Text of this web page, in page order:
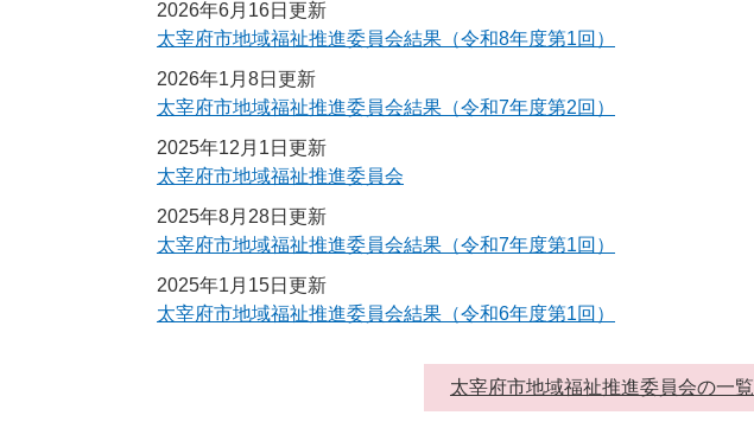
2026年6月16日更新
太宰府市地域福祉推進委員会結果（令和8年度第1回）
2026年1月8日更新
太宰府市地域福祉推進委員会結果（令和7年度第2回）
2025年12月1日更新
太宰府市地域福祉推進委員会
2025年8月28日更新
太宰府市地域福祉推進委員会結果（令和7年度第1回）
2025年1月15日更新
太宰府市地域福祉推進委員会結果（令和6年度第1回）
太宰府市地域福祉推進委員会の一覧